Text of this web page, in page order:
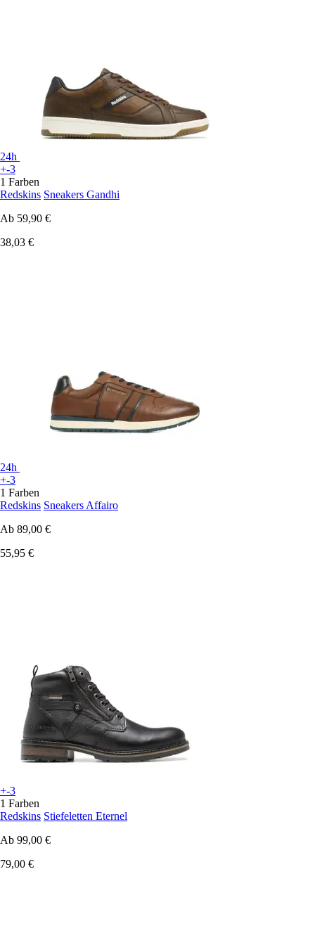
24h
+-3
1 Farben
Redskins Sneakers Gandhi
Ab 59,90 €
38,03 €
24h
+-3
1 Farben
Redskins Sneakers Affairo
Ab 89,00 €
55,95 €
+-3
1 Farben
Redskins Stiefeletten Eternel
Ab 99,00 €
79,00 €